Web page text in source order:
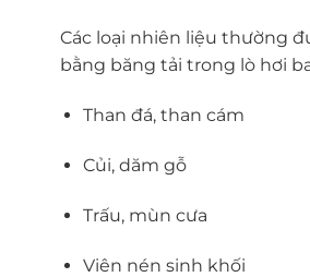
Các loại nhiên liệu thường
bằng băng tải trong lò hơi
Than đá, than cám
Củi, dăm gỗ
Trấu, mùn cưa
Viên nén sinh khối